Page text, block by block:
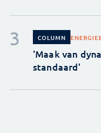
COLUMN ENERGIE
'Maak van
standaard'